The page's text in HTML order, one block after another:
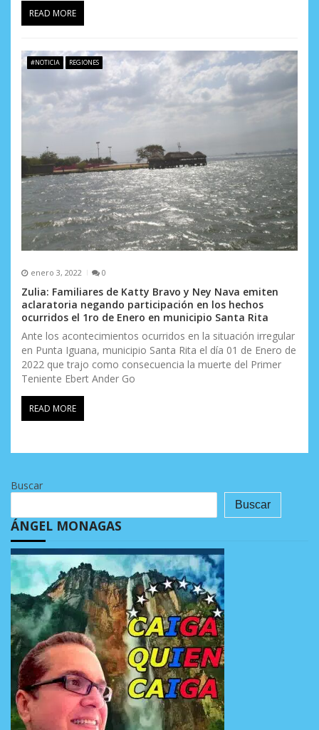
READ MORE
#NOTICIA REGIONES
enero 3, 2022 0
Zulia: Familiares de Katty Bravo y Ney Nava emiten
aclaratoria negando participación en los hechos
ocurridos el 1ro de Enero en municipio Santa Rita
Ante los acontecimientos ocurridos en la situación irregular
en Punta Iguana, municipio Santa Rita el día 01 de Enero de
2022 que trajo como consecuencia la muerte del Primer
Teniente Ebert Ander Go
READ MORE
Buscar
Buscar
ÁNGEL MONAGAS